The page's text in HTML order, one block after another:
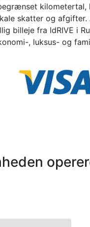
kilometertal,
skatter og
billeje fra IdRIVE i
, luksus- og